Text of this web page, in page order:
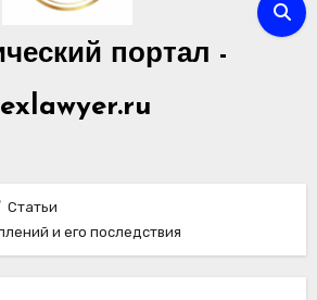
портал -
Статьи
и его последствия